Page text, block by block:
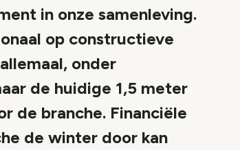
in onze samenleving.
op constructieve
onder
de huidige 1,5 meter
de branche. Financiële
de winter door kan